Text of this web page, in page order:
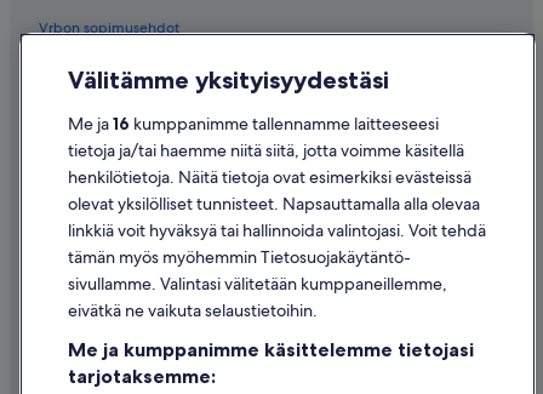
Vrbon sopimusehdot
Evästeet
Käyttöehdot
Oikeudelliset tiedot / ota meihin yhteyttä
Sisältövaatimukset ja ilmoituksen tekeminen sisällöstä
Tuki
Ota yhteyttä
Välitämme yksityisyydestäsi
Me ja16 kumppanimme tallennamme laitteeseesi
tietoja ja/tai haemme niitä siitä, jotta voimme käsitellä
henkilötietoja. Näitä tietoja ovat esimerkiksi evästeissä
olevat yksilölliset tunnisteet. Napsauttamalla alla olevaa
linkkiä voit hyväksyä tai hallinnoida valintojasi. Voit tehdä
tämän myös myöhemmin Tietosuojakäytäntö-
sivullamme. Valintasi välitetään kumppaneillemme,
eivätkä ne vaikuta selaustietoihin.
Me ja kumppanimme käsittelemme tietojasi
tarjotaksemme: